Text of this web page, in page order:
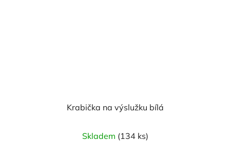
Krabička na výslužku bílá
Skladem (134 ks)